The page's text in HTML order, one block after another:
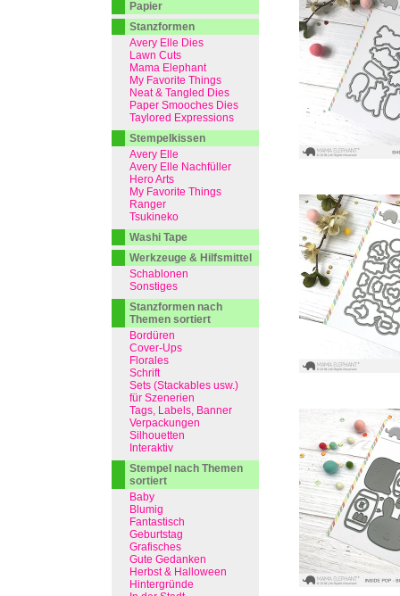
Papier
Stanzformen
Avery Elle Dies
Lawn Cuts
Mama Elephant
My Favorite Things
Neat & Tangled Dies
Paper Smooches Dies
Taylored Expressions
Stempelkissen
Avery Elle
Avery Elle Nachfüller
Hero Arts
My Favorite Things
Ranger
Tsukineko
Washi Tape
Werkzeuge & Hilfsmittel
Schablonen
Sonstiges
Stanzformen nach
Themen sortiert
Bordüren
Cover-Ups
Florales
Schrift
Sets (Stackables usw.)
für Szenerien
Tags, Labels, Banner
Verpackungen
Silhouetten
Interaktiv
Stempel nach Themen
sortiert
Baby
Blumig
Fantastisch
Geburtstag
Grafisches
Gute Gedanken
Herbst & Halloween
Hintergründe